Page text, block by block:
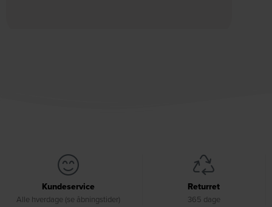
Kundeservice
Alle hverdage (se åbningstider)
Returret
365 dage